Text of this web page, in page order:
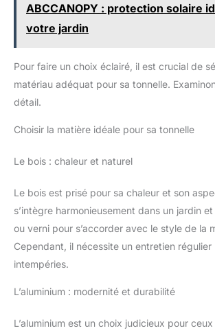
ABCCANOPY : protection solaire
votre jardin
Pour faire un choix éclairé, il est crucial de
matériau adéquat pour sa tonnelle.
détail.
Choisir la matière idéale pour sa tonnelle
Le bois : chaleur et naturel
Le bois est prisé pour sa chaleur et son
s’intègre harmonieusement dans un jardin
ou verni pour s’accorder avec le style de la
Cependant, il nécessite un entretien
intempéries.
L’aluminium : modernité et durabilité
L’aluminium est un choix judicieux pour